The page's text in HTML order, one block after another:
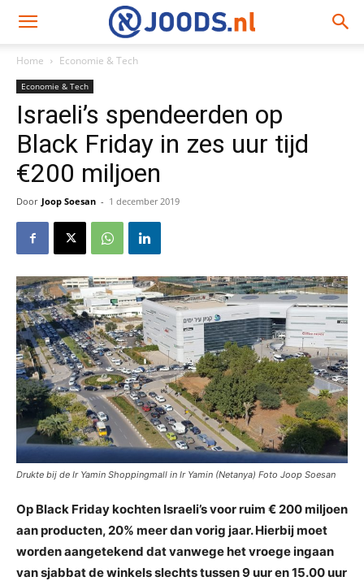
Home Economie & Tech
Economie & Tech
Israeli’s spendeerden op
Black Friday in zes uur tijd
€200 miljoen
Door Joop Soesan - 1 december 2019
Drukte bij de Ir Yamin Shoppingmall in Ir Yamin (Netanya) Foto Joop Soesan
Op Black Friday kochten Israeli’s voor ruim € 200 miljoen
aan producten, 20% meer dan vorig jaar. Hierbij moet
worden aangetekend dat vanwege het vroege ingaan
van sjabbat de winkels slechts tussen 9 uur en 15.00 uur